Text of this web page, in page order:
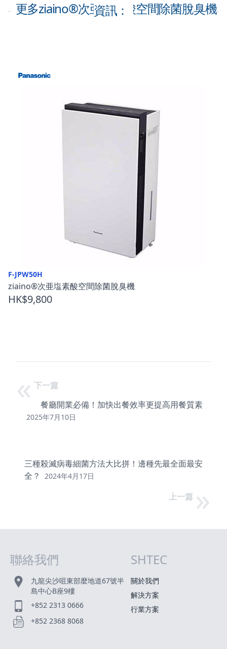
更多ziaino®次亜塩素酸空間除菌脫臭機
資訊：
F-JPW50H
ziaino®次亜塩素酸空間除菌脫臭機
HK$9,800
« 下一篇
餐廳開業必備！加快出餐效率更提高用餐質素
2025年7月10日
上一篇 »
三種殺滅病毒細菌方法大比拼！邊種先最全面最安
全？
2024年4月17日
聯絡我們
九龍尖沙咀東部麼地道67號半
島中心B座9樓
+852 2313 0666
+852 2368 8068
網站指南
SHTEC
關於我們
解決方案
行業方案